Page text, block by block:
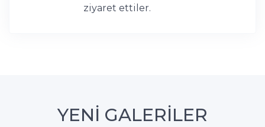
ziyaret ettiler.
YENİ GALERİLER